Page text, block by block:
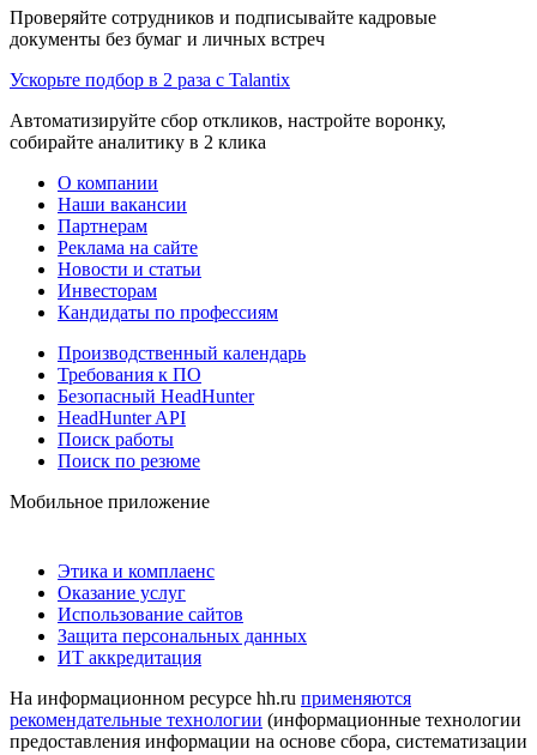
Проверяйте сотрудников и подписывайте кадровые
документы без бумаг и личных встреч
Ускорьте подбор в 2 раза с Talantix
Автоматизируйте сбор откликов, настройте воронку,
собирайте аналитику в 2 клика
О компании
Наши вакансии
Партнерам
Реклама на сайте
Новости и статьи
Инвесторам
Кандидаты по профессиям
Производственный календарь
Требования к ПО
Безопасный HeadHunter
HeadHunter API
Поиск работы
Поиск по резюме
Мобильное приложение
Этика и комплаенс
Оказание услуг
Использование сайтов
Защита персональных данных
ИТ аккредитация
На информационном ресурсе hh.ru применяются
рекомендательные технологии (информационные технологии
предоставления информации на основе сбора, систематизации